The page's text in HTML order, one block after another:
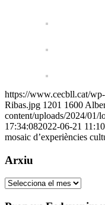
https://www.cecbll.cat/
Ribas.jpg 1201 1600
content/uploads/2024/01/
17:34:082022-06-21
mosaic d’experiències
Arxiu
Arxiu